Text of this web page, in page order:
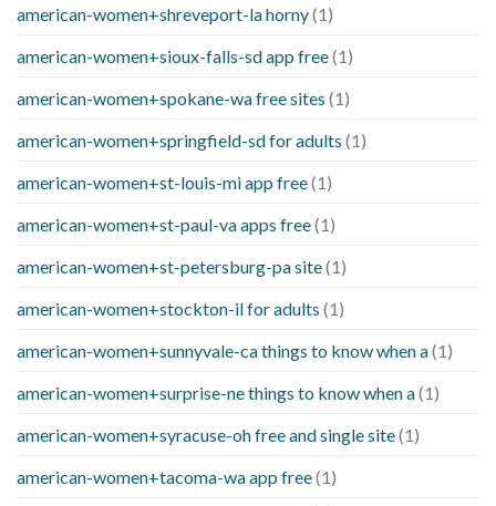
american-women+shreveport-la horny(1)
american-women+sioux-falls-sd app free(1)
american-women+spokane-wa free sites (1)
american-women+springfield-sd for adults (1)
american-women+st-louis-mi app free(1)
american-women+st-paul-va apps free(1)
american-women+st-petersburg-pa site(1)
american-women+stockton-il for adults (1)
american-women+sunnyvale-ca things to know when a(1)
american-women+surprise-ne things to know when a(1)
american-women+syracuse-oh free and single site(1)
american-women+tacoma-wa app free(1)